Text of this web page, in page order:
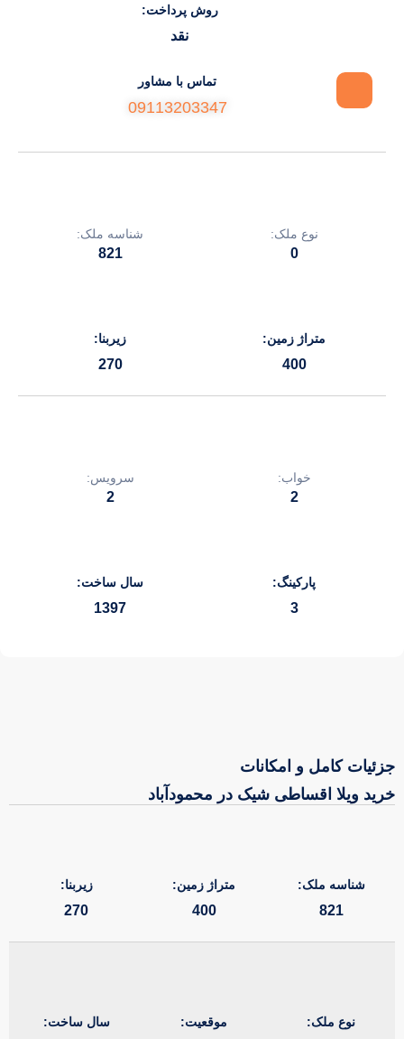
روش پرداخت:
نقد
تماس با مشاور
09113203347
نوع ملک:
0
شناسه ملک:
821
متراژ زمین:
400
زیربنا:
270
خواب:
2
سرویس:
2
پارکینگ:
3
سال ساخت:
1397
جزئیات کامل و امکانات
خرید ویلا اقساطی شیک در محمودآباد
شناسه ملک:
821
متراژ زمین:
400
زیربنا:
270
نوع ملک: موقعیت: سال ساخت: